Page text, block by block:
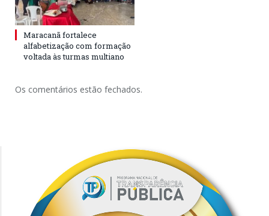
Maracanã fortalece
alfabetização com formação
voltada às turmas multiano
Os comentários estão fechados.